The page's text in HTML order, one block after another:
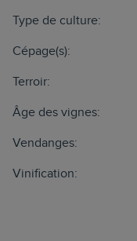
Type de culture:
Cépage(s):
Terroir:
Âge des vignes:
Vendanges:
Vinification: